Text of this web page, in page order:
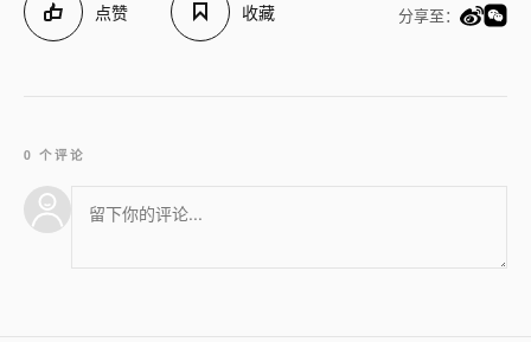
点赞 收藏 分享至：
0 个评论